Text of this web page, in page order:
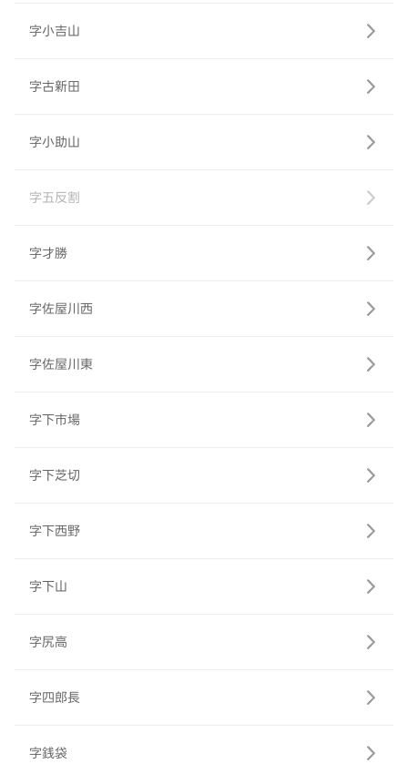
字小吉山
字古新田
字小助山
字五反割
字才勝
字佐屋川西
字佐屋川東
字下市場
字下芝切
字下西野
字下山
字尻高
字四郎長
字銭袋